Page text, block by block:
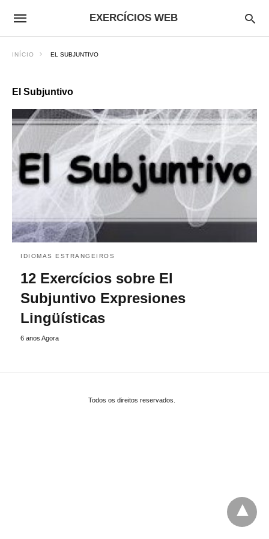
EXERCÍCIOS WEB
INÍCIO EL SUBJUNTIVO
El Subjuntivo
IDIOMAS ESTRANGEIROS
12 Exercícios sobre El
Subjuntivo Expresiones
Lingüísticas
6 anos Agora
Todos os direitos reservados.